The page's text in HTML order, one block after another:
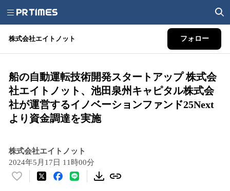
株式会社エイトノット フォロー
船の自動運転技術開発スタートアップ 株式会
社エイトノット、池田泉州キャピタル株式会
社が運営するイノベーションファンド25Next
より資金調達を実施
株式会社エイトノット
2024年5月17日 11時00分
い